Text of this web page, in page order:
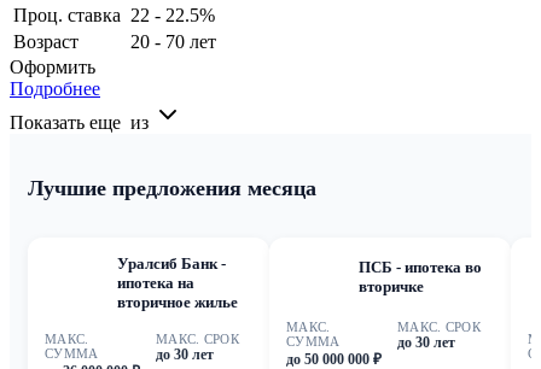
Проц. ставка 22 - 22.5%
Возраст
20 - 70 лет
Оформить
Подробнее
Показать еще из
Лучшие предложения месяца
Уралсиб Банк -
ипотека на
вторичное жилье
МАКС.
СУММА
МАКС. СРОК
до 30 лет
ПСБ - ипотека во
вторичке
МАКС.
СУММА
до 50 000 000 ₽
МАКС. СРОК
до 30 лет